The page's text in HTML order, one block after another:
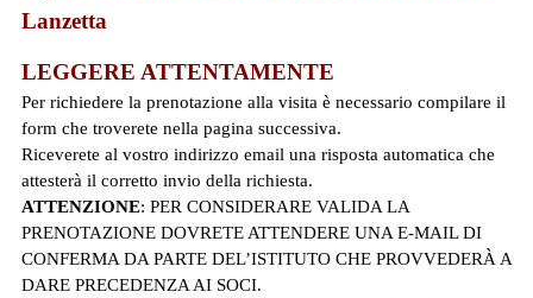
Lanzetta
LEGGERE ATTENTAMENTE
Per richiedere la prenotazione alla visita è necessario compilare il
form che troverete nella pagina successiva.
Riceverete al vostro indirizzo email una risposta automatica che
attesterà il corretto invio della richiesta.
ATTENZIONE: PER CONSIDERARE VALIDA LA
PRENOTAZIONE DOVRETE ATTENDERE UNA E-MAIL DI
CONFERMA DA PARTE DEL’ISTITUTO CHE PROVVEDERÀ A
DARE PRECEDENZA AI SOCI.